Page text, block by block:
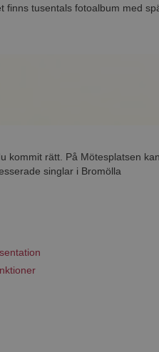
finns tusentals fotoalbum med
kommit rätt. På Mötesplatsen
singlar i Bromölla